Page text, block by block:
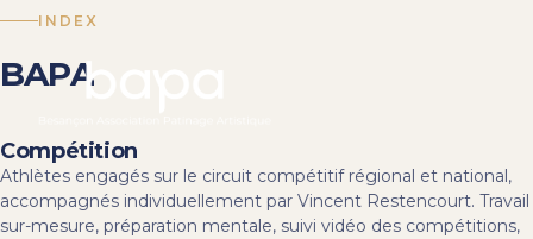
INDEX
BAPA
Compétition
Athlètes engagés sur le circuit compétitif régional et national,
accompagnés individuellement par Vincent Restencourt. Travail
sur-mesure, préparation mentale, suivi vidéo des compétitions,